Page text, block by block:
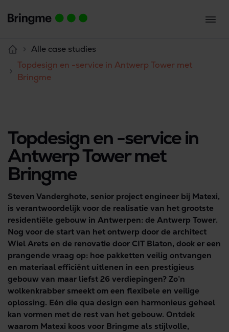
Alle case studies
Topdesign en -service in Antwerp Tower met
Bringme
Topdesign en -service in
Antwerp Tower met
Bringme
Steven Vanderghote, senior project engineer bij Matexi,
is verantwoordelijk voor de realisatie van het grootste
residentiële gebouw in Antwerpen: de Antwerp Tower.
Nog voor de start van het ontwerp door de architect
Wiel Arets en de renovatie door CIT Blaton, dook er een
prangende vraag op: hoe pakketten veilig ontvangen
en materiaal efficiënt uitlenen in een prestigieus
gebouw van maar liefst 26 verdiepingen? Zo’n
wolkenkrabber smeekt om een flexibele en veilige
oplossing. Eén die qua design een harmonieus geheel
kan vormen met de rest van het gebouw. Ontdek
waarom Matexi koos voor Bringme als stijlvolle,